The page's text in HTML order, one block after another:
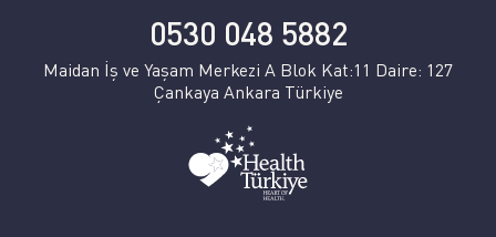
0530 048 5882
Maidan İş ve Yaşam Merkezi A Blok Kat:11 Daire: 127
Çankaya Ankara Türkiye